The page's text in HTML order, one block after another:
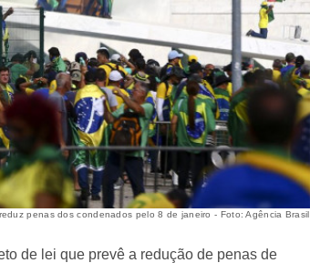
penas dos condenados pelo 8 de janeiro - Foto: Agência Brasil
de lei que prevê a redução de penas de